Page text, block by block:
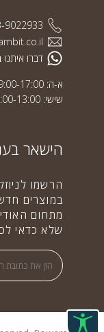
9022933
דברו איתנו
א-ה: 09:00-17:00
שישי: 09:00-13:00
הישאר
הרשמו
במוצרים
מתחום
שלא כדאי